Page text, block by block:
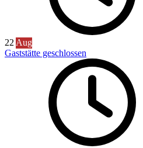
22Aug
Gaststätte geschlossen